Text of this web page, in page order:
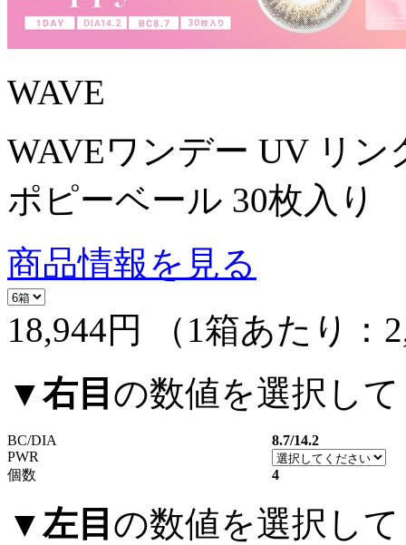
WAVE
WAVEワンデー UV リ
ポピーベール 30枚入り
商品情報を見る
18,944円
（1箱あたり：
▼右目 の数値を選択し
BC/DIA
8.7/14.2
PWR
個数
4
▼左目 の数値を選択し